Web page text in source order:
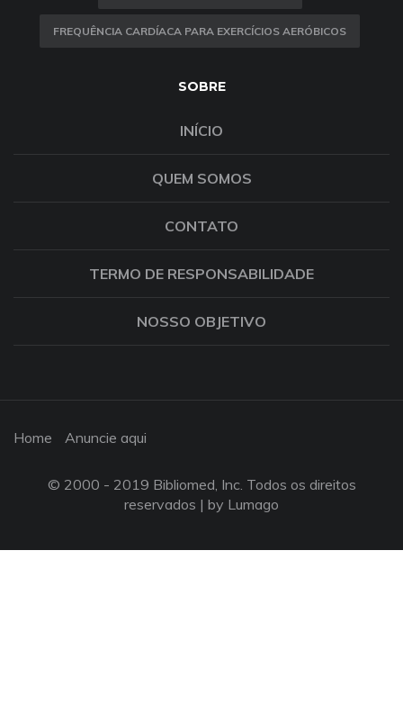
FREQUÊNCIA CARDÍACA PARA EXERCÍCIOS AERÓBICOS
SOBRE
INÍCIO
QUEM SOMOS
CONTATO
TERMO DE RESPONSABILIDADE
NOSSO OBJETIVO
Home Anuncie aqui
© 2000 - 2019 Bibliomed, Inc. Todos os direitos
reservados | by Lumago